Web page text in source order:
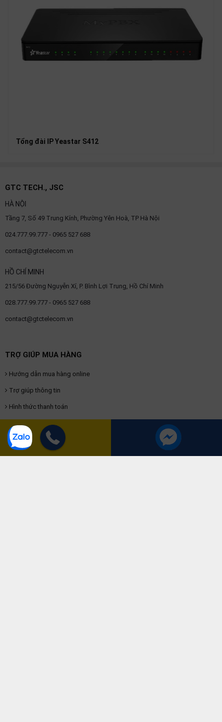
Tổng đài IP Yeastar S412
GTC TECH., JSC
HÀ NỘI
Tầng 7, Số 49 Trung Kính, Phường Yên Hoà, TP Hà Nội
024.777.99.777 - 0965 527 688
contact@gtctelecom.vn
HỒ CHÍ MINH
215/56 Đường Nguyễn Xí, P. Bình Lợi Trung, Hồ Chí Minh
028.777.99.777 - 0965 527 688
contact@gtctelecom.vn
TRỢ GIÚP MUA HÀNG
Hướng dẫn mua hàng online
Trợ giúp thông tin
Hình thức thanh toán
Hình thức mua hàng
CHÍNH SÁCH & QUY ĐỊNH